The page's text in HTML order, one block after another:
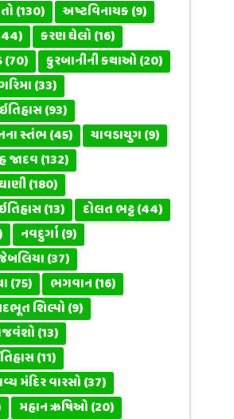
(130) અષ્ટવિનાયક(9)
કરણ ઘેલો(16)
(70) કુરબાનીની કથાઓ(20)
(33)
(93)
સ્તંભ(45) ચાવડાયુગ(9)
જાદવ(132)
(180)
(13) દોલત ભટ્ટ(44)
નવદુર્ગા(9)
(37)
(75) ભગવાન(16)
શિલ્પો(9)
(13)
(11)
મંદિર વારસો(37)
મહાન ઋષિઓ(20)